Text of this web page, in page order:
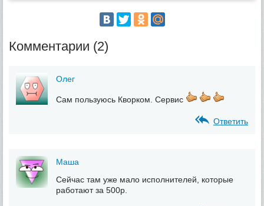
Комментарии (2)
Олег
Сам пользуюсь Кворком. Сервис
Ответить
Маша
Сейчас там уже мало исполнителей, которые
работают за 500р.